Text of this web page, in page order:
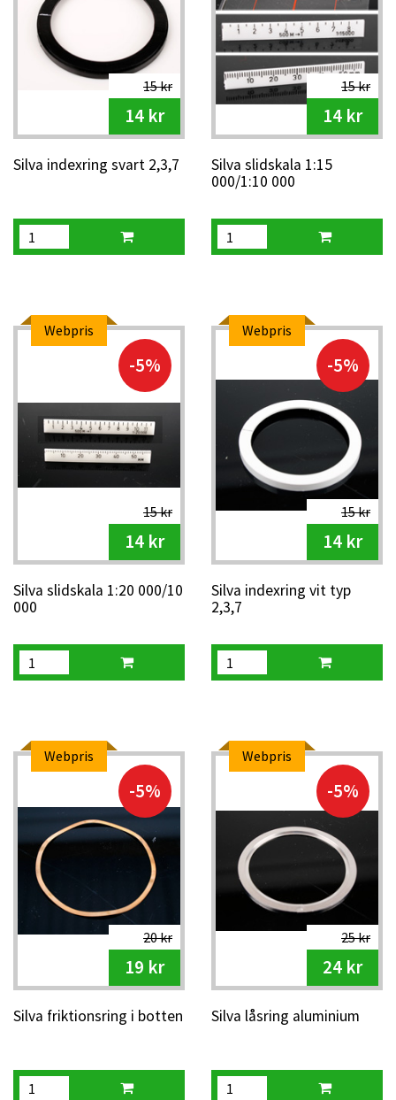
15 kr
14 kr
Silva indexring svart 2,3,7
15 kr
14 kr
Silva slidskala 1:15
000/1:10 000
Webpris
-5%
15 kr
14 kr
Silva slidskala 1:20 000/10
000
Webpris
-5%
15 kr
14 kr
Silva indexring vit typ
2,3,7
Webpris
-5%
20 kr
19 kr
Silva friktionsring i botten
Webpris
-5%
25 kr
24 kr
Silva låsring aluminium